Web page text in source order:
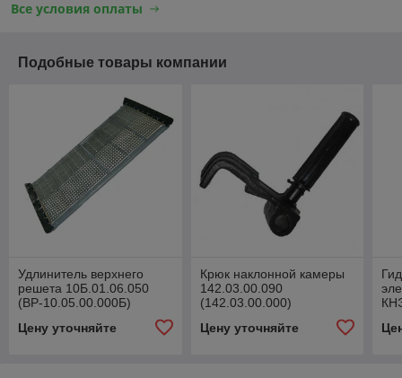
Все условия оплаты
Подобные товары компании
Удлинитель верхнего
решета 10Б.01.06.050
(ВР-10.05.00.000Б)
Цену уточняйте
Крюк наклонной камеры
142.03.00.090
(142.03.00.000)
Цену уточняйте